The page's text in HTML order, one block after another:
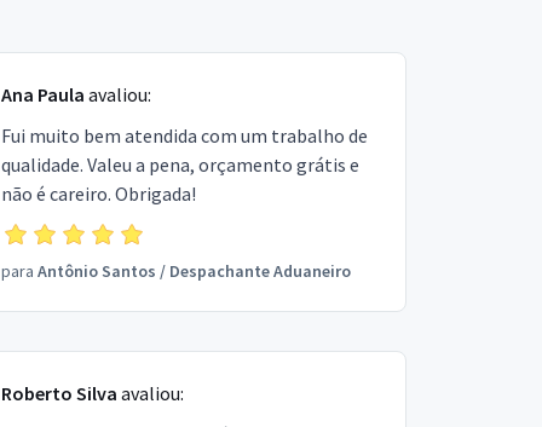
Ana Paula avaliou:
Fui muito bem atendida com um trabalho de
qualidade. Valeu a pena, orçamento grátis e
não é careiro. Obrigada!
para Antônio Santos / Despachante Aduaneiro
Roberto Silva avaliou: